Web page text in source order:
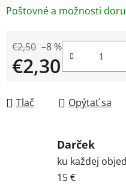
Poštovné a možnosti
€2,50 –8 %
€2,30
Tlač Opýtať sa
Darček
ku každej
15 €